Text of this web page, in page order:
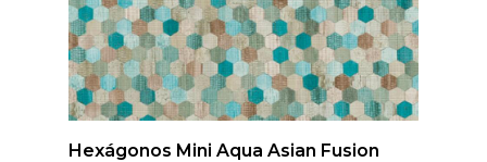
Hexágonos Mini Aqua Asian Fusion